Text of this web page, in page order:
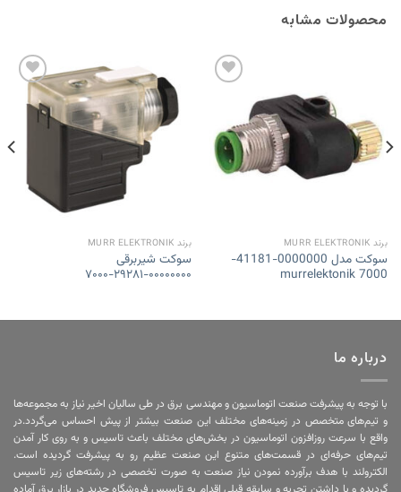
محصولات مشابه
Add to
wishlist
برند MURR ELEKTRONIK
سوکت مدل 0000000-41181-
7000 murrelektonik
Add to
wishlist
برند MURR ELEKTRONIK
سوکت شیربرقی
۰۰۰۰۰۰۰۰-۲۹۲۸۱-۷۰۰۰
درباره ما
با توجه به پیشرفت صنعت اتوماسیون و مهندسی برق در طی سالیان اخیر نیاز به مجموعه‌ها
و تیم‌های متخصص در زمینه‌های مختلف این صنعت بیشتر از پیش احساس می‌گردد.در
واقع با سرعت روزافزون اتوماسیون در بخش‌های مختلف باعث تاسیس و به روی کار آمدن
تیم‌های حرفه‌ای در قسمت‌های متنوع این صنعت عظیم رو به پیشرفت گردیده است.
الکترولند با هدف برآورده نمودن نیاز صنعت به صورت تخصصی در رشته‌های زیر تاسیس